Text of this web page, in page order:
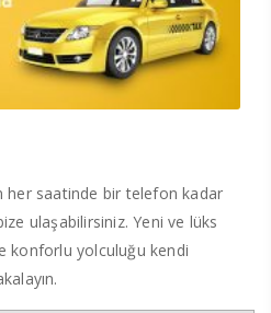
her saatinde bir telefon kadar
ulaşabilirsiniz. Yeni ve lüks
konforlu yolculuğu kendi